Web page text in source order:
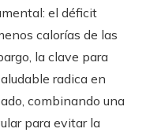
el déficit
calorías de las
la clave para
radica en
combinando una
para evitar la